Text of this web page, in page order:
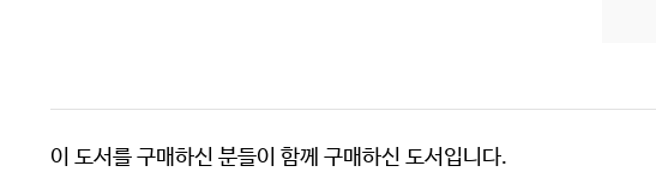
이 도서를 구매하신 분들이 함께 구매하신 도서입니다.